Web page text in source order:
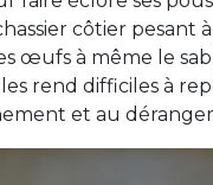
côtier pesant
œufs à même le
rend difficiles à
et au